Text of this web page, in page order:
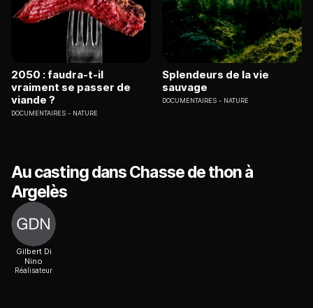
2050 : faudra-t-il
vraiment se passer de
viande ?
DOCUMENTAIRES NATURE
Splendeurs de la vie
sauvage
DOCUMENTAIRES NATURE
Au casting dans Chasse de thon à
Argelès
Gilbert Di
Nino
Réalisateur